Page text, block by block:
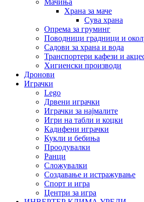
Храна за маче
Сува храна
Опрема за груминг
Поводници градници и
Садови за храна и вода
Транспортери кафези и
Хигиенски производи
Дронови
Играчки
Lego
Дрвени играчки
Играчки за најмалите
Игри на табли и коцки
Кадифени играчки
Кукли и бебиња
Проодувалки
Ранци
Сложувалки
Создавање и истражување
Спорт и игра
Центри за игра